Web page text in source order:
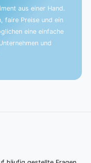
aus einer Hand.
faire Preise und ein
eine einfache
und